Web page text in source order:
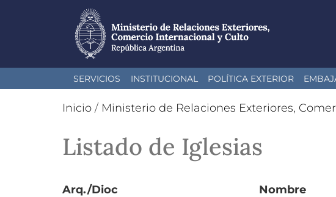
al
SERVICIOS INSTITUCIONAL POLÍTICA EXTERIOR
Inicio / Ministerio de Relaciones Exteriores,
Listado de Iglesias
Arq./Dioc Nombre